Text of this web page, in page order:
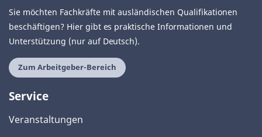
Sie möchten Fachkräfte mit ausländischen Qualifikationen
beschäftigen? Hier gibt es praktische Informationen und
Unterstützung (nur auf Deutsch).
Zum Arbeitgeber-Bereich
Service
Veranstaltungen